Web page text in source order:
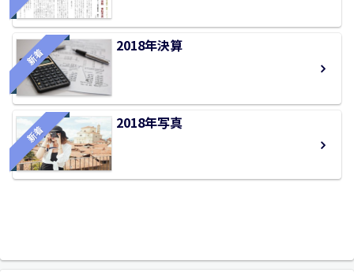
新着
2018年決算
新着
2018年写真